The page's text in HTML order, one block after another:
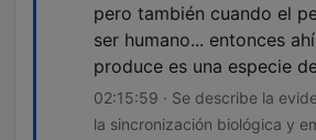
pero también cuando el
ser humano... entonces
produce es una especie
02:15:59 · Se describe la
la sincronización biológica y